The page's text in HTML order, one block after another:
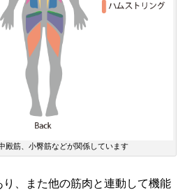
殿筋、小臀筋などが関係しています
、また他の筋肉と連動して機能